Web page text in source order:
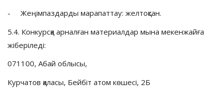
- Жеңімпаздарды марапаттау: желтоқсан.
5.4. Конкурсқа арналған материалдар мына мекенжайға
жіберіледі:
071100, Абай облысы,
Курчатов қаласы, Бейбіт атом көшесі, 2Б